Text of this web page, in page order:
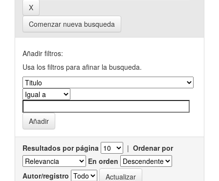
Comenzar nueva busqueda
Añadir filtros:
Usa los filtros para afinar la busqueda.
Resultados por página | Ordenar por
En orden
Autor/registro